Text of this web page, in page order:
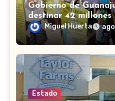
Gobierno de
destinar 42 millones
víctimas de Punto
Miguel Huerta
Estado